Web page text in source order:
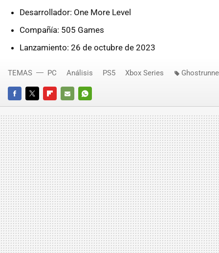
Desarrollador: One More Level
Compañía: 505 Games
Lanzamiento: 26 de octubre de 2023
FACEBOOKTWITTERFLIPBOARD
E-
MAIL
WHATSAPP
TEMAS PC Análisis PS5 Xbox Series